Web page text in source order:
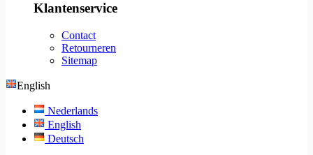
Klantenservice
Contact
Retourneren
Sitemap
English
Nederlands
English
Deutsch